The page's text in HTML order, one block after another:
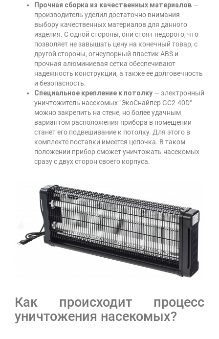
Прочная сборка из качественных материалов —
производитель уделил достаточно внимания
выбору качественных материалов для данного
изделия. С одной стороны, они стоят недорого, что
позволяет не завышать цену на конечный товар, с
другой стороны, огнеупорный пластик ABS и
прочная алюминиевая сетка обеспечивают
надежность конструкции, а также ее долговечность
и безопасность.
Специальное крепление к потолку — электронный
уничтожитель насекомых "ЭкоСнайпер GC2-40D"
можно закрепить на стене, но более удачным
вариантом расположения прибора в помещении
станет его подвешивание к потолку. Для этого в
комплекте поставки имеется цепочка. В таком
положении прибор сможет уничтожать насекомых
сразу с двух сторон своего корпуса.
Как происходит процесс
уничтожения насекомых?